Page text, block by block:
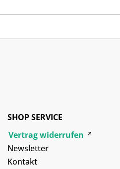
SHOP SERVICE
Vertrag widerrufen
Newsletter
Kontakt